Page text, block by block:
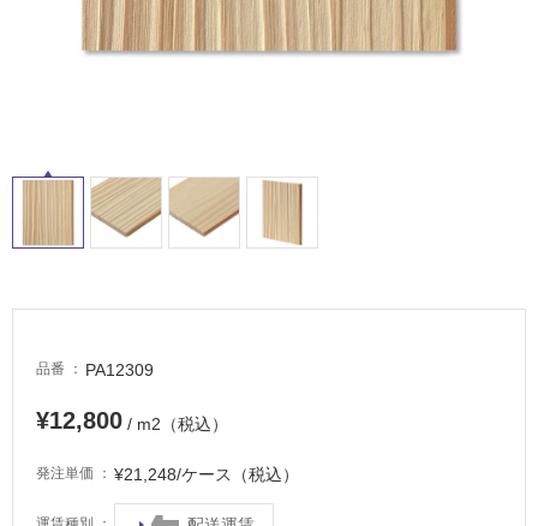
品番 PA12309
¥12,800 / m2（税込）
発注単価 ¥21,248/ケース（税込）